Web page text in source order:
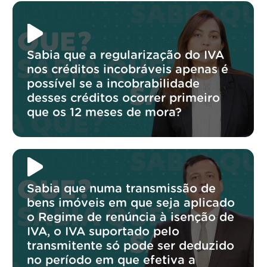
Sabia que a regularização do IVA
nos créditos incobráveis apenas é
possível se a incobrabilidade
desses créditos ocorrer primeiro
que os 12 meses de mora?
Sabia que numa transmissão de
bens imóveis em que seja aplicado
o Regime de renúncia à isenção de
IVA, o IVA suportado pelo
transmitente só pode ser deduzido
no período em que efetiva a